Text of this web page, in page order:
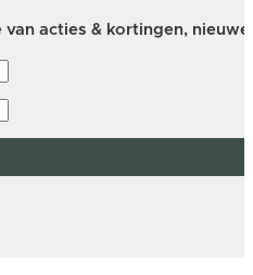
acties & kortingen,